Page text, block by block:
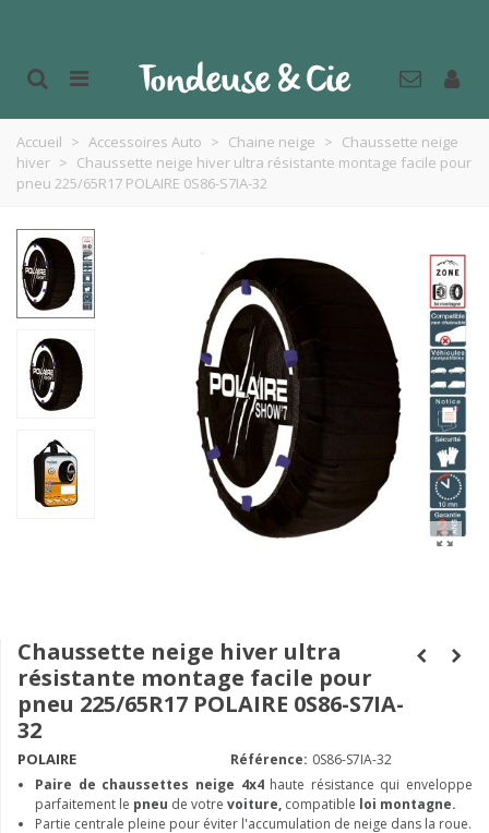
Accueil > Accessoires Auto > Chaine neige > Chaussette neige
hiver > Chaussette neige hiver ultra résistante montage facile pour
pneu 225/65R17 POLAIRE 0S86-S7IA-32
Chaussette neige hiver ultra
résistante montage facile pour
pneu 225/65R17 POLAIRE 0S86-S7IA-
32
POLAIRE Référence: 0S86-S7IA-32
Paire de chaussettes neige 4x4haute résistance qui enveloppe
parfaitement le pneu de votre voiture, compatible loi montagne.
Partie centrale pleine pour éviter l'accumulation de neige dans la roue.